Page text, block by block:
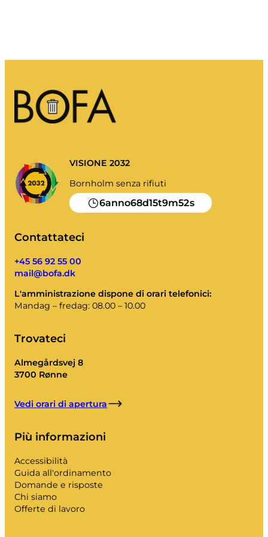
Guida all'ordinamento
VISIONE 2032
Bornholm senza rifiuti
6anno68d15t9m52s
Contattateci
+45 56 92 55 00
mail@bofa.dk
L'amministrazione dispone di orari telefonici:
Mandag – fredag: 08.00 – 10.00
Trovateci
Almegårdsvej 8
3700 Rønne
Vedi orari di apertura
Più informazioni
Accessibilità
Guida all'ordinamento
Domande e risposte
Chi siamo
Offerte di lavoro